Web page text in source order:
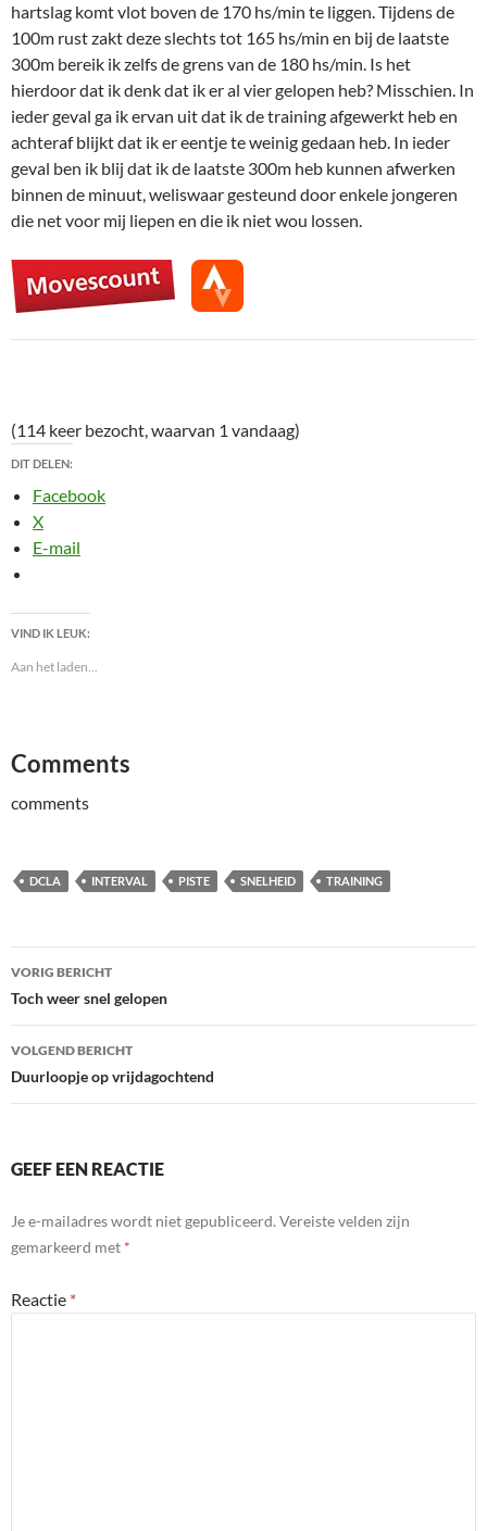
hartslag komt vlot boven de 170 hs/min te liggen. Tijdens de
100m rust zakt deze slechts tot 165 hs/min en bij de laatste
300m bereik ik zelfs de grens van de 180 hs/min. Is het
hierdoor dat ik denk dat ik er al vier gelopen heb? Misschien. In
ieder geval ga ik ervan uit dat ik de training afgewerkt heb en
achteraf blijkt dat ik er eentje te weinig gedaan heb. In ieder
geval ben ik blij dat ik de laatste 300m heb kunnen afwerken
binnen de minuut, weliswaar gesteund door enkele jongeren
die net voor mij liepen en die ik niet wou lossen.
(114 keer bezocht, waarvan 1 vandaag)
DIT DELEN:
Facebook
X
E-mail
VIND IK LEUK:
Aan het laden...
Comments
comments
DCLA INTERVAL PISTE SNELHEID TRAINING
Bericht
navigatie
VORIG BERICHT
Toch weer snel gelopen
VOLGEND BERICHT
Duurloopje op vrijdagochtend
GEEF EEN REACTIE
Je e-mailadres wordt niet gepubliceerd. Vereiste velden zijn
gemarkeerd met *
Reactie *